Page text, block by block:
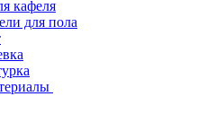
кафеля
для пола